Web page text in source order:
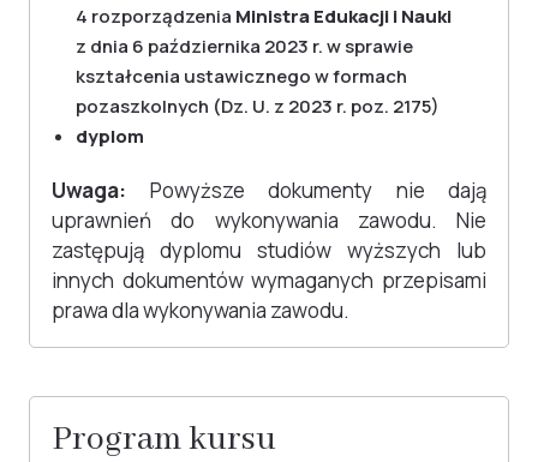
4 rozporządzenia Ministra Edukacji i Nauki
z dnia 6 października 2023 r. w sprawie
kształcenia ustawicznego w formach
pozaszkolnych (Dz. U. z 2023 r. poz. 2175)
dyplom
Uwaga: Powyższe dokumenty nie dają
uprawnień do wykonywania zawodu. Nie
zastępują dyplomu studiów wyższych lub
innych dokumentów wymaganych przepisami
prawa dla wykonywania zawodu.
Program kursu